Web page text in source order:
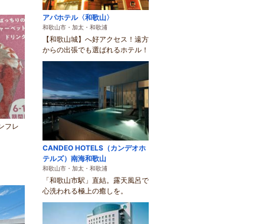
フレ
アパホテル〈和歌山〉
和歌山市・加太・和歌浦
【和歌山城】へ好アクセス！遠方
からの出張でも選ばれるホテル！
CANDEO HOTELS（カンデオホ
テルズ）南海和歌山
和歌山市・加太・和歌浦
「和歌山市駅」直結。露天風呂で
心洗われる極上の癒しを。